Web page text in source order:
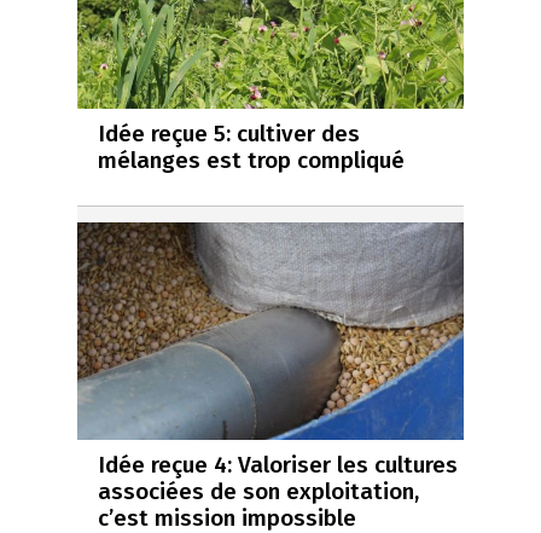
Idée reçue 5: cultiver des
mélanges est trop compliqué
Idée reçue 4: Valoriser les cultures
associées de son exploitation,
c’est mission impossible